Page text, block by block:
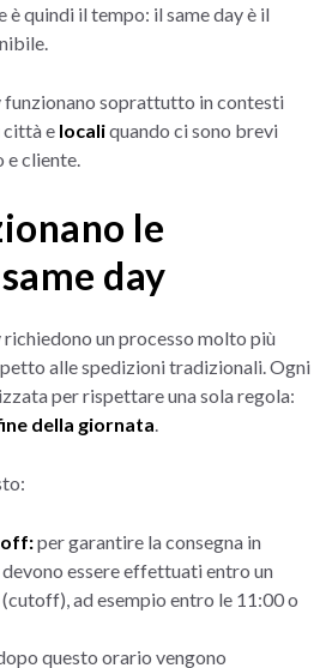
quindi il tempo: il same day è il
funzionano soprattutto in contesti
città e localiquando ci sono brevi
e cliente.
le
day
richiedono un processo molto più
alle spedizioni tradizionali. Ogni
per rispettare una sola regola:
della giornata.
per garantire la consegna in
essere effettuati entro un
ad esempio entro le 11:00 o
questo orario vengono